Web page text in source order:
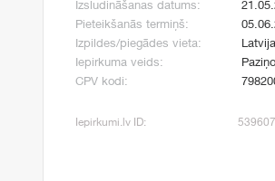
Izsludināšanas datums:
Pieteikšanās termiņš:
Izpildes/piegādes vieta:
Iepirkuma veids:
CPV kodi:
Iepirkumi.lv ID: